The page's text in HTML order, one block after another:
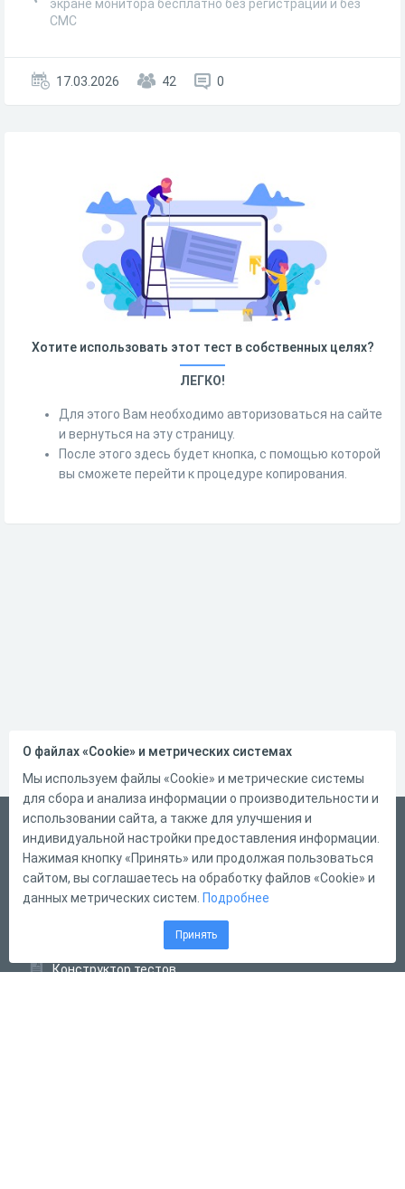
экране монитора бесплатно без регистрации и без
СМС
17.03.2026 42 0
Хотите использовать этот тест в собственных целях?
ЛЕГКО!
Для этого Вам необходимо авторизоваться на сайте
и вернуться на эту страницу.
После этого здесь будет кнопка, с помощью которой
вы сможете перейти к процедуре копирования.
Русский
Справка
Форма обратной связи
Конструктор тестов
О файлах «Cookie» и метрических системах
Мы используем файлы «Cookie» и метрические системы
для сбора и анализа информации о производительности и
использовании сайта, а также для улучшения и
индивидуальной настройки предоставления информации.
Нажимая кнопку «Принять» или продолжая пользоваться
сайтом, вы соглашаетесь на обработку файлов «Cookie» и
данных метрических систем. Подробнее
Принять